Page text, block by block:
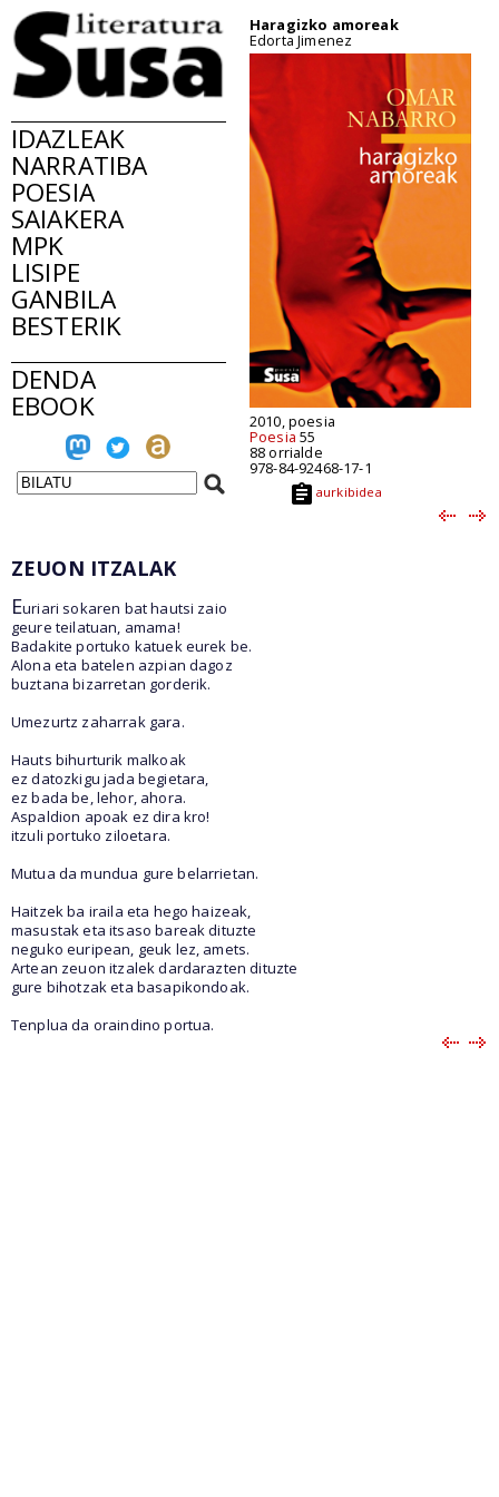
IDAZLEAK
NARRATIBA
POESIA
SAIAKERA
MPK
LISIPE
GANBILA
BESTERIK
DENDA
EBOOK
Haragizko amoreak
Edorta Jimenez
2010, poesia
Poesia 55
88 orrialde
978-84-92468-17-1
aurkibidea
ZEUON ITZALAK
Euriari sokaren bat hautsi zaio
geure teilatuan, amama!
Badakite portuko katuek eurek be.
Alona eta batelen azpian dagoz
buztana bizarretan gorderik.
Umezurtz zaharrak gara.
Hauts bihurturik malkoak
ez datozkigu jada begietara,
ez bada be, lehor, ahora.
Aspaldion apoak ez dira kro!
itzuli portuko ziloetara.
Mutua da mundua gure belarrietan.
Haitzek ba iraila eta hego haizeak,
masustak eta itsaso bareak dituzte
neguko euripean, geuk lez, amets.
Artean zeuon itzalek dardarazten dituzte
gure bihotzak eta basapikondoak.
Tenplua da oraindino portua.